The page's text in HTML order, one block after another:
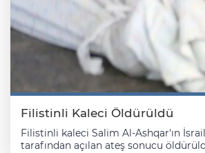
Filistinli Kaleci Öldürüldü
Filistinli kaleci Salim Al-Ashqar'ın
tarafından açılan ateş sonucu